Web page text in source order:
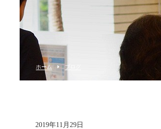
ホーム ブログ
2019年11月29日